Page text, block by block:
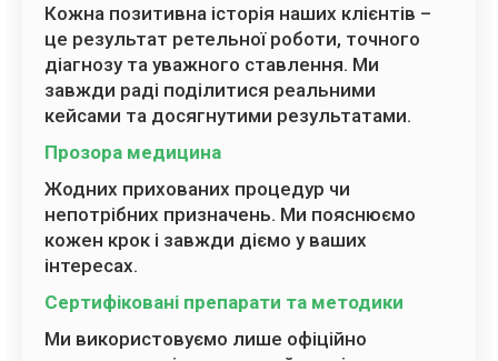
Кожна позитивна історія наших клієнтів –
це результат ретельної роботи, точного
діагнозу та уважного ставлення. Ми
завжди раді поділитися реальними
кейсами та досягнутими результатами.
Прозора медицина
Жодних прихованих процедур чи
непотрібних призначень. Ми пояснюємо
кожен крок і завжди діємо у ваших
інтересах.
Сертифіковані препарати та методики
Ми використовуємо лише офіційно